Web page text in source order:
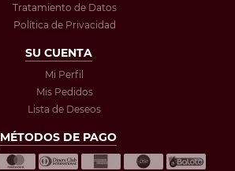
Tratamiento de Datos
Política de Privacidad
SU CUENTA
Mi Perfil
Mis Pedidos
Lista de Deseos
MÉTODOS DE PAGO